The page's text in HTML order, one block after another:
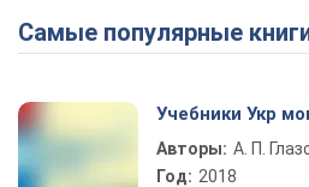
Самые популярные
Учебники Укр
Авторы: А. П.
Год: 2018